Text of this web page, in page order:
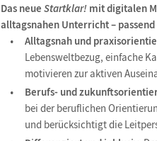
Das neue Startklar! mit digitalen
alltagsnahen Unterricht –
Alltagsnah und
Lebensweltbezug, einfache
motivieren zur aktiven
Berufs- und
bei der beruflichen
und berücksichtigt die